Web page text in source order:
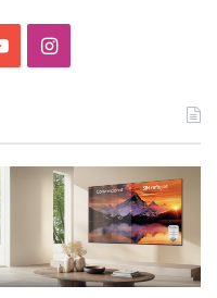
YouTubeInstagram